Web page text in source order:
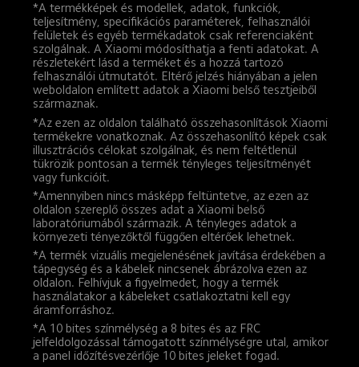
*A termékképek és modellek, adatok, funkciók,
teljesítmény, specifikációs paraméterek, felhasználói
felületek és egyéb termékadatok csak referenciaként
szolgálnak. A Xiaomi módosíthatja a fenti adatokat. A
részletekért lásd a terméket és a hozzá tartozó
felhasználói útmutatót. Eltérő jelzés hiányában a jelen
weboldalon említett adatok a Xiaomi belső tesztjeiből
származnak.
*Az ezen az oldalon található összehasonlítások Xiaomi
termékekre vonatkoznak. Az összehasonlító képek csak
illusztrációs célokat szolgálnak, és nem feltétlenül
tükrözik pontosan a termék tényleges teljesítményét
vagy funkcióit.
*Amennyiben nincs másképp feltüntetve, az ezen az
oldalon szereplő összes adat a Xiaomi belső
laboratóriumából származik. A tényleges adatok a
környezeti tényezőktől függően eltérőek lehetnek.
*A termék vizuális megjelenésének javítása érdekében a
tápegység és a kábelek nincsenek ábrázolva ezen az
oldalon. Felhívjuk a figyelmedet, hogy a termék
használatakor a kábeleket csatlakoztatni kell egy
áramforráshoz.
*A 10 bites színmélység a 8 bites és az FRC
jelfeldolgozással támogatott színmélységre utal, amikor
a panel időzítésvezérlője 10 bites jeleket fogad.